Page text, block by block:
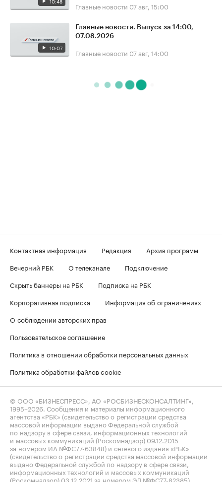
Главные новости 07 авг, 15:00
10:07
Главные новости. Выпуск за 14:00,
07.08.2026
Главные новости 07 авг, 14:00
Контактная информация Редакция
Архив программ
Вечерний РБК
О телеканале
Подключение
Скрыть баннеры на РБК
Подписка на РБК
Корпоративная подписка
Информация об ограничениях
О соблюдении авторских прав
Пользовательское соглашение
Политика в отношении обработки персональных данных
Политика обработки файлов cookie
© ООО «БИЗНЕСПРЕСС», АО «РОСБИЗНЕСКОНСАЛТИНГ»,
1995–2026 . Сообщения и материалы информационного
агентства «РБК» (свидетельство о регистрации средства
массовой информации выдано Федеральной службой
по надзору в сфере связи, информационных технологий
и массовых коммуникаций (Роскомнадзор) 09.12.2015
за номером ИА №ФС77-63848) и сетевого издания «РБК»
(свидетельство о регистрации средства массовой информации
выдано Федеральной службой по надзору в сфере связи,
информационных технологий и массовых коммуникаций
(Роскомнадзор) 03.12.2021 за номером ЭЛ №ФС77-82385)